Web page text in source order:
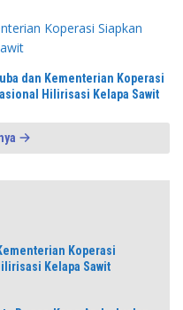
dan Kementerian Koperasi
Hilirisasi Kelapa Sawit
Koperasi
Kelapa Sawit